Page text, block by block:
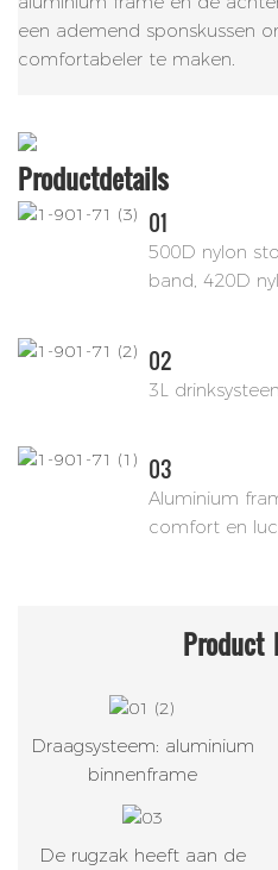
een ademend sponskussen
comfortabeler te maken.
Productdetails
01
500D nylon
band, 420D
02
3L
03
Aluminium
comfort en
Product
Draagsysteem: aluminium
binnenframe
De rugzak heeft aan de